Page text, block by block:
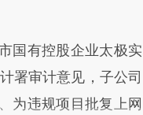
国有控股企业太极实
署审计意见，子公司
为违规项目批复上网